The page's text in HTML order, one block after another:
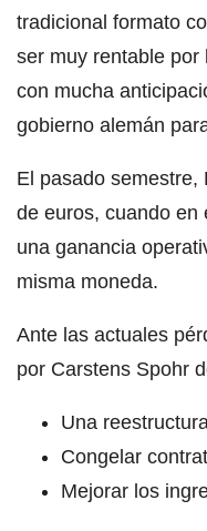
tradicional formato
ser muy rentable
con mucha
gobierno alemán
El pasado semestre,
de euros, cuando en
una ganancia
misma moneda.
Ante las actuales
por Carstens Spohr
Una
Congelar
Mejorar los